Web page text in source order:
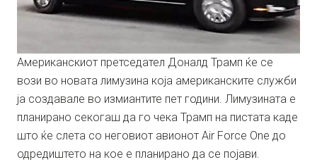
Американскиот претседател Доналд Трамп ќе се
вози во новата лимузина која американските служби
ја создавале во измиантите пет години. Лимузината е
планирано секогаш да го чека Трамп на пистата каде
што ќе слета со неговиот авионот Air Force One до
одредиштето на кое е планирано да се појави.